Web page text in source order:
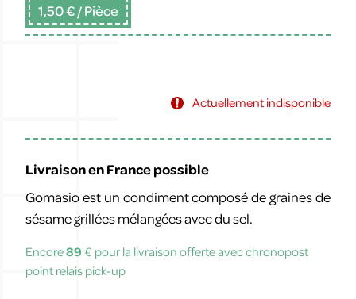
1,50 €/ Pièce
Actuellement indisponible
Livraison en France possible
Gomasio est un condiment composé de graines de
sésame grillées mélangées avec du sel.
Encore89 € pour la livraison offerte avec chronopost
point relais pick-up